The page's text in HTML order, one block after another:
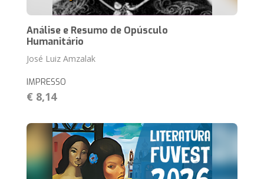
Análise e Resumo de Opúsculo
Humanitário
José Luiz Amzalak
IMPRESSO
€ 8,14